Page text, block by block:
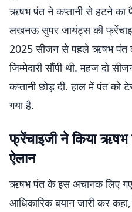
ऋषभ पंत ने कप्तानी से हटने का
लखनऊ सुपर जायंट्स की
2025 सीजन से पहले ऋषभ पंत
जिम्मेदारी सौंपी थी. महज दो
कप्तानी छोड़ दी. हाल में पंत को
गया है.
फ्रेंचाइजी ने किया ऋषभ
ऐलान
ऋषभ पंत के इस अचानक लिए
आधिकारिक बयान जारी कर